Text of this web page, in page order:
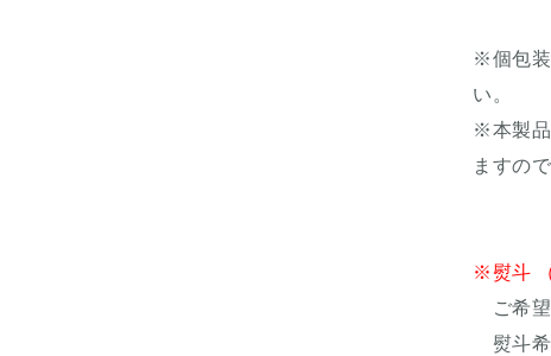
※個包装
い。
※本製品
ますの
※熨斗
ご希望
熨斗希